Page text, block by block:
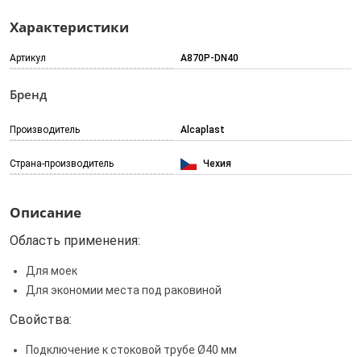
Характеристики
Артикул A870P-DN40
Бренд
Производитель Alcaplast
Страна-производитель Чехия
Описание
Область применения:
Для моек
Для экономии места под раковиной
Свойства:
Подключение к стоковой трубе Ø40 мм